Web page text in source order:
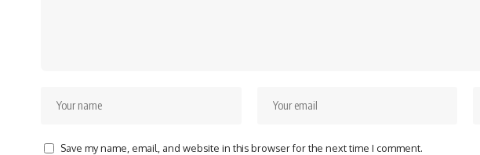
Save my name, email, and website in this browser for the next time I comment.